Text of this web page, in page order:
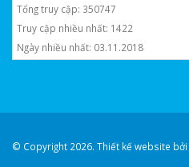
Tổng truy cập: 350747
Truy cập nhiều nhất: 1422
Ngày nhiều nhất: 03.11.2018
© Copyright 2026. Thiết kế website bởi